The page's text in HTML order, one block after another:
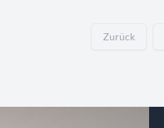
Zurück